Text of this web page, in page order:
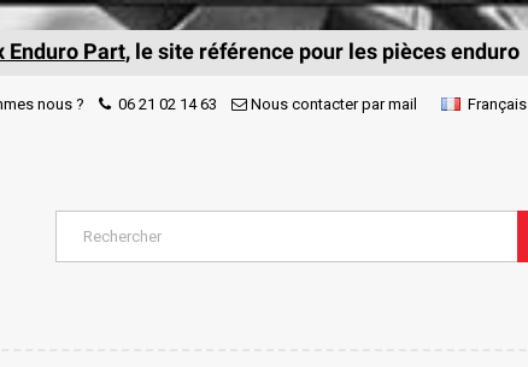
Enduro Part, le site référence pour les pièces enduro
nous ? 06 21 02 14 63 Nous contacter par mail Français